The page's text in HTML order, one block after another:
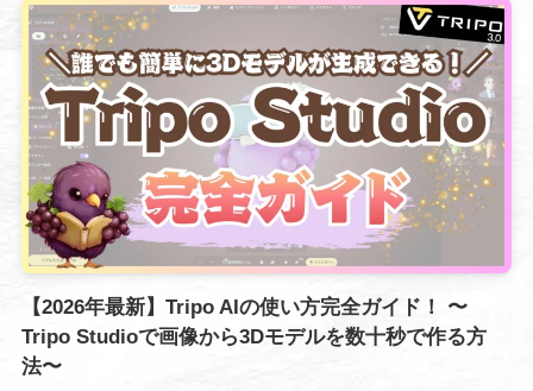
【2026年最新】Tripo AIの使い方完全ガイド！ 〜
Tripo Studioで画像から3Dモデルを数十秒で作る方
法〜